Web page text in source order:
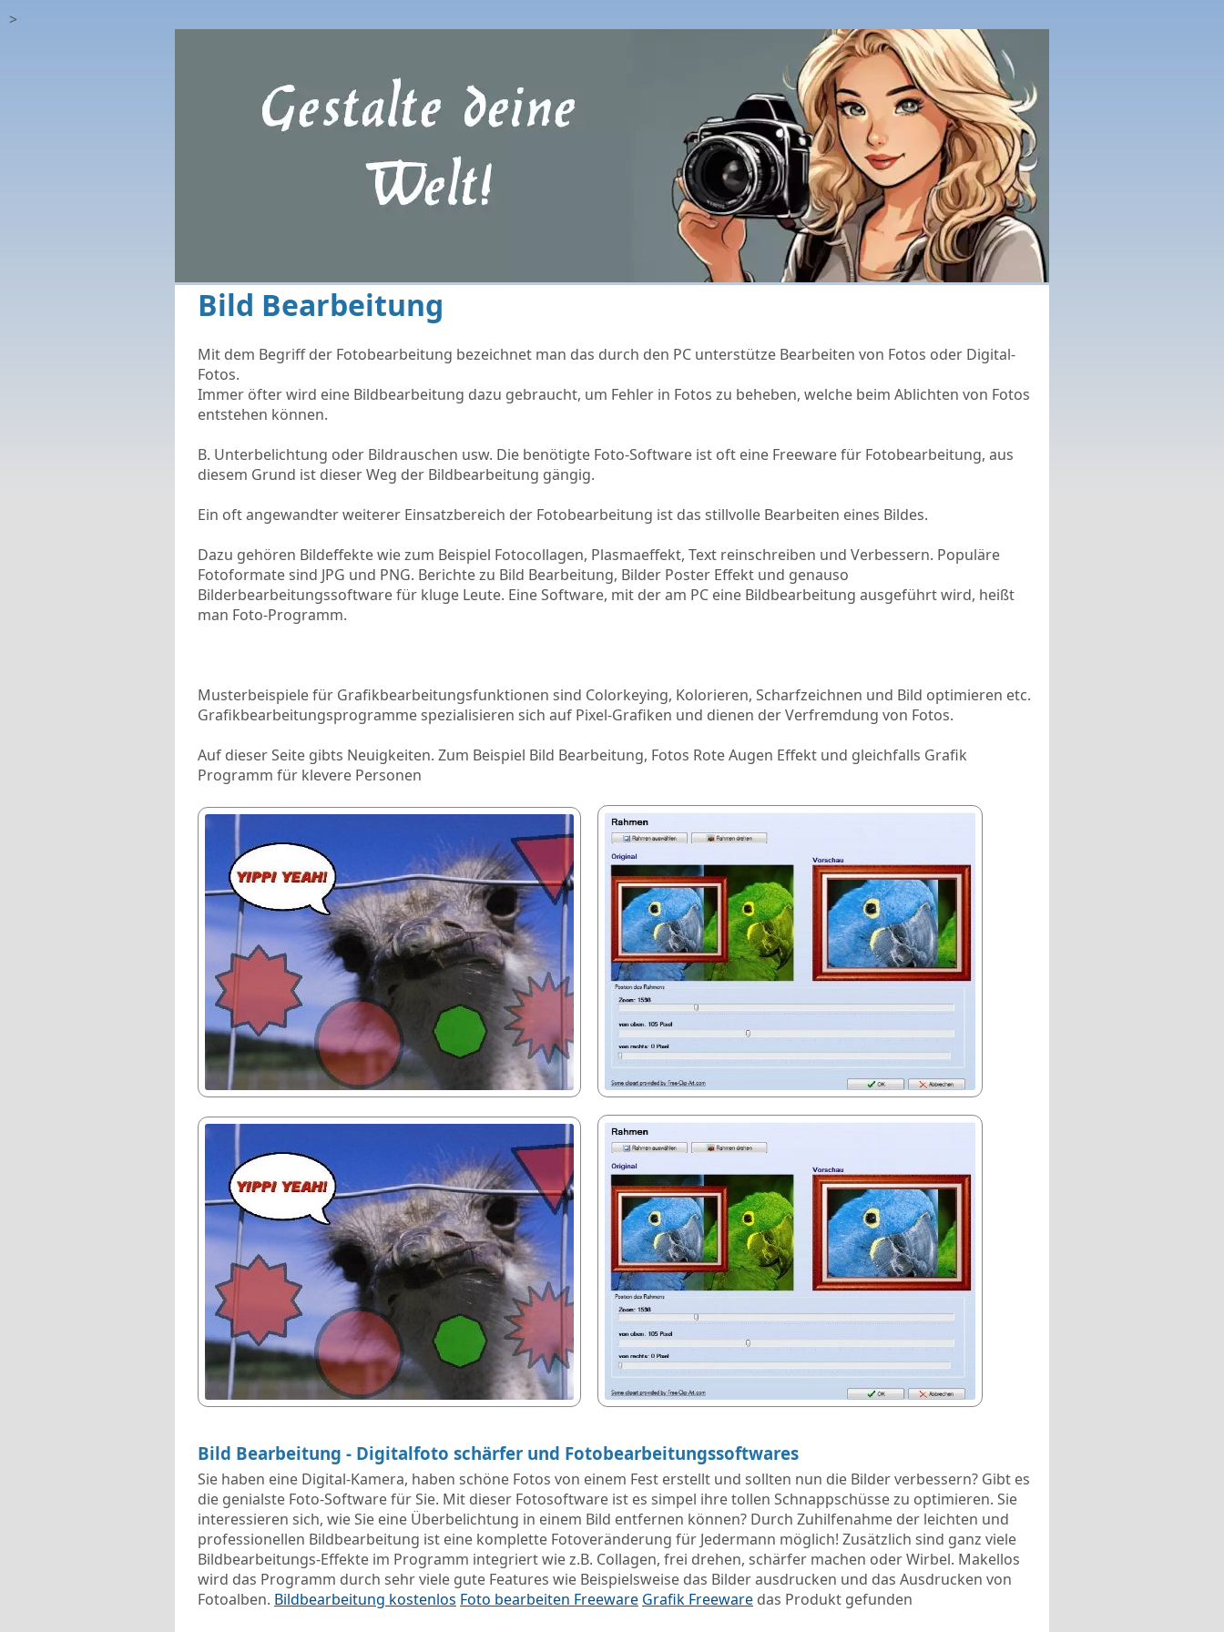
>
Bild Bearbeitung
Mit dem Begriff der Fotobearbeitung bezeichnet man das durch den PC unterstütze Bearbeiten von Fotos oder Digital-
Fotos.
Immer öfter wird eine Bildbearbeitung dazu gebraucht, um Fehler in Fotos zu beheben, welche beim Ablichten von Fotos
entstehen können.
B. Unterbelichtung oder Bildrauschen usw. Die benötigte Foto-Software ist oft eine Freeware für Fotobearbeitung, aus
diesem Grund ist dieser Weg der Bildbearbeitung gängig.
Ein oft angewandter weiterer Einsatzbereich der Fotobearbeitung ist das stillvolle Bearbeiten eines Bildes.
Dazu gehören Bildeffekte wie zum Beispiel Fotocollagen, Plasmaeffekt, Text reinschreiben und Verbessern. Populäre
Fotoformate sind JPG und PNG. Berichte zu Bild Bearbeitung, Bilder Poster Effekt und genauso
Bilderbearbeitungssoftware für kluge Leute. Eine Software, mit der am PC eine Bildbearbeitung ausgeführt wird, heißt
man Foto-Programm.
Musterbeispiele für Grafikbearbeitungsfunktionen sind Colorkeying, Kolorieren, Scharfzeichnen und Bild optimieren etc.
Grafikbearbeitungsprogramme spezialisieren sich auf Pixel-Grafiken und dienen der Verfremdung von Fotos.
Auf dieser Seite gibts Neuigkeiten. Zum Beispiel Bild Bearbeitung, Fotos Rote Augen Effekt und gleichfalls Grafik
Programm für klevere Personen
Bild Bearbeitung - Digitalfoto schärfer und Fotobearbeitungssoftwares
Sie haben eine Digital-Kamera, haben schöne Fotos von einem Fest erstellt und sollten nun die Bilder verbessern? Gibt es
die genialste Foto-Software für Sie. Mit dieser Fotosoftware ist es simpel ihre tollen Schnappschüsse zu optimieren. Sie
interessieren sich, wie Sie eine Überbelichtung in einem Bild entfernen können? Durch Zuhilfenahme der leichten und
professionellen Bildbearbeitung ist eine komplette Fotoveränderung für Jedermann möglich! Zusätzlich sind ganz viele
Bildbearbeitungs-Effekte im Programm integriert wie z.B. Collagen, frei drehen, schärfer machen oder Wirbel. Makellos
wird das Programm durch sehr viele gute Features wie Beispielsweise das Bilder ausdrucken und das Ausdrucken von
Fotoalben. Bildbearbeitung kostenlos Foto bearbeiten Freeware Grafik Freeware das Produkt gefunden